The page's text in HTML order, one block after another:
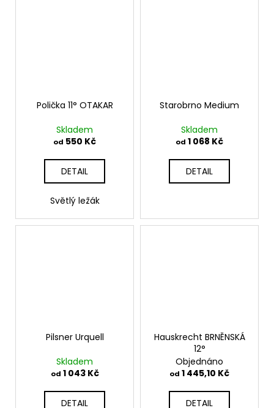
Polička 11° OTAKAR
Skladem
od 550 Kč
DETAIL
Světlý ležák
Starobrno Medium
Skladem
od 1 068 Kč
DETAIL
Pilsner Urquell
Skladem
od 1 043 Kč
DETAIL
Hauskrecht BRNĚNSKÁ
12°
Objednáno
od 1 445,10 Kč
DETAIL